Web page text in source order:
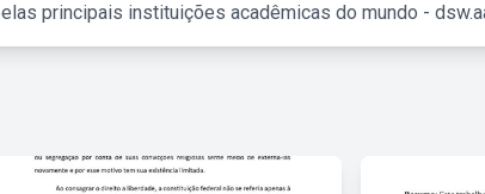
principais instituições acadêmicas do mundo -